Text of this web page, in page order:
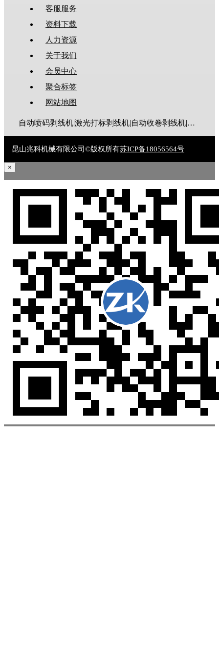
客服服务
资料下载
人力资源
关于我们
会员中心
聚合标签
网站地图
自动喷码剥线机|激光打标剥线机|自动收卷剥线机|全伺服剥线机|大平方剥线机|新能源剥线机|多芯线剥线机|护套线剥线机|排线剥线机|折弯剥线机|同轴线剥线机|漆包线脱漆机|废线剥皮机|裁线机|剥线机|电脑剥线机
昆山兆科机械有限公司©版权所有苏ICP备18056564号
×